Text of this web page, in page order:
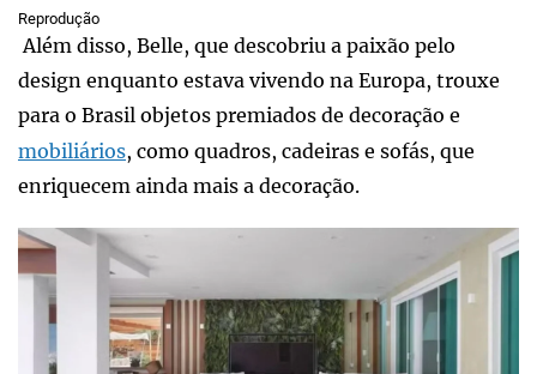
Reprodução
Além disso, Belle, que descobriu a paixão pelo
design enquanto estava vivendo na Europa, trouxe
para o Brasil objetos premiados de decoração e
mobiliários, como quadros, cadeiras e sofás, que
enriquecem ainda mais a decoração.